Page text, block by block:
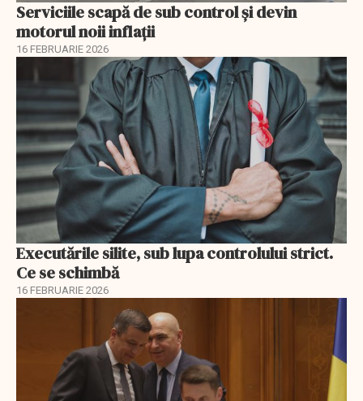
Serviciile scapă de sub control și devin
motorul noii inflații
16 FEBRUARIE 2026
Executările silite, sub lupa controlului strict.
Ce se schimbă
16 FEBRUARIE 2026